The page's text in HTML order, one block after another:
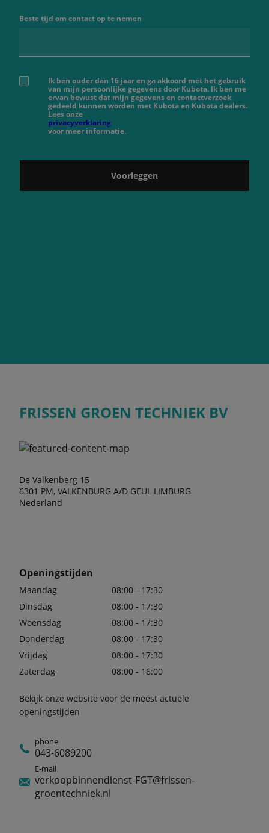
Beste tijd om contact op te nemen
Ik ben ouder dan 16 jaar en ga akkoord met het gebruik
van mijn persoonlijke gegevens door Kubota. Ik ben me
ervan bewust dat mijn gegevens en contactverzoek
gedeeld kunnen worden met Kubota en Kubota dealers.
Lees onze
privacyverklaring
voor meer informatie.
Voorleggen
FRISSEN GROEN TECHNIEK BV
De Valkenberg 15
6301 PM, VALKENBURG A/D GEUL LIMBURG
Nederland
Openingstijden
Maandag
08:00 - 17:30
Dinsdag
08:00 - 17:30
Woensdag
08:00 - 17:30
Donderdag
08:00 - 17:30
Vrijdag
08:00 - 17:30
Zaterdag
08:00 - 16:00
Bekijk onze website voor de meest actuele
openingstijden
phone
043-6089200
E-mail
verkoopbinnendienst-FGT@frissen-
groentechniek.nl